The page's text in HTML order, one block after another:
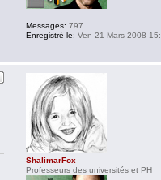
Messages: 797
Enregistré le: Ven 21 Mars 2008
ShalimarFox
Professeurs des universités et PH